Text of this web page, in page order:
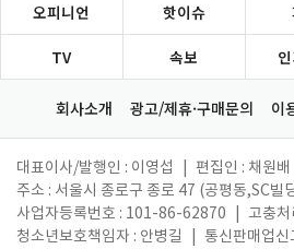
오피니언 핫이슈
TV 속보
회사소개 광고/제휴·구매문의 이
대표이사/발행인 : 이영섭 편집인 : 채원배
주소 : 서울시 종로구 종로 47 (공평동,SC빌
사업자등록번호 : 101-86-62870
고충처
청소년보호책임자 : 안병길
통신판매업